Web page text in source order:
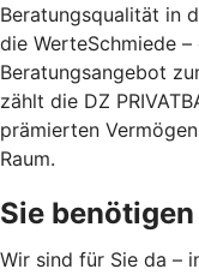
Beratungsqualität in
die WerteSchmiede
Beratungsangebot
zählt die DZ
prämierten
Raum.
Sie
Wir sind für Sie da –